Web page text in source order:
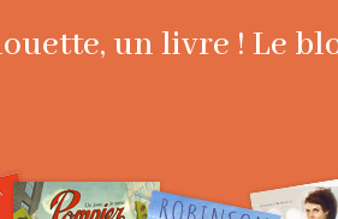
un livre ! Le